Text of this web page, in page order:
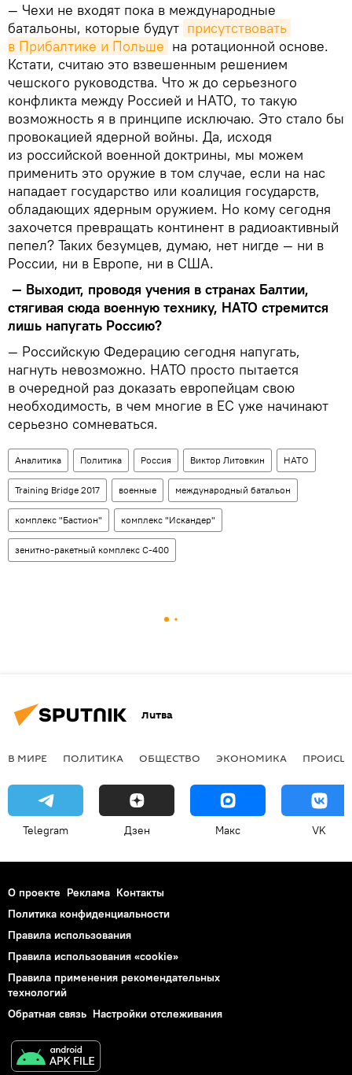
— Чехи не входят пока в международные
батальоны, которые будут присутствовать
в Прибалтике и Польше на ротационной основе.
Кстати, считаю это взвешенным решением
чешского руководства. Что ж до серьезного
конфликта между Россией и НАТО, то такую
возможность я в принципе исключаю. Это стало бы
провокацией ядерной войны. Да, исходя
из российской военной доктрины, мы можем
применить это оружие в том случае, если на нас
нападает государство или коалиция государств,
обладающих ядерным оружием. Но кому сегодня
захочется превращать континент в радиоактивный
пепел? Таких безумцев, думаю, нет нигде — ни в
России, ни в Европе, ни в США.
— Выходит, проводя учения в странах Балтии,
стягивая сюда военную технику, НАТО стремится
лишь напугать Россию?
— Российскую Федерацию сегодня напугать,
нагнуть невозможно. НАТО просто пытается
в очередной раз доказать европейцам свою
необходимость, в чем многие в ЕС уже начинают
серьезно сомневаться.
Аналитика Политика Россия Виктор Литовкин НАТО
Training Bridge 2017 военные международный батальон
комплекс "Бастион" комплекс "Искандер"
зенитно-ракетный комплекс С-400
Литва
В МИРЕ ПОЛИТИКА ОБЩЕСТВО ЭКОНОМИКА
Telegram Дзен Макс VK
О проекте Реклама Контакты
Политика конфиденциальности
Правила использования
Правила использования «cookie»
Правила применения рекомендательных
технологий
Обратная связь Настройки отслеживания